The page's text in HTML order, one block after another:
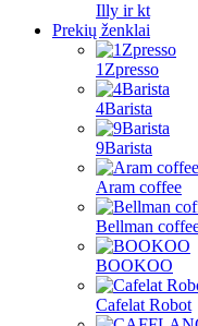
Illy ir kt
Prekių ženklai
1Zpresso
4Barista
9Barista
Aram coffee
Bellman
BOOKOO
Cafelat Robot